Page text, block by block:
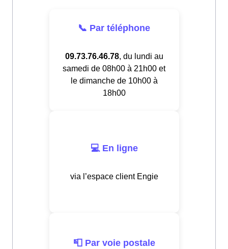
📞 Par téléphone
09.73.76.46.78, du lundi au
samedi de 08h00 à 21h00 et
le dimanche de 10h00 à
18h00
💻 En ligne
via l’espace client Engie
📮 Par voie postale